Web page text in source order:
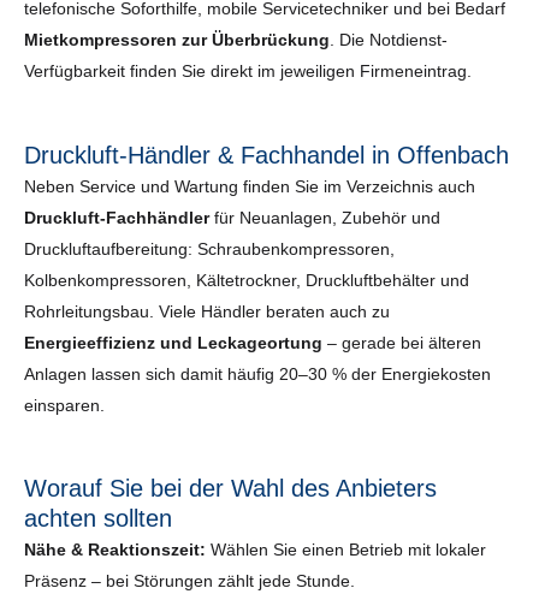
telefonische Soforthilfe, mobile Servicetechniker und bei Bedarf
Mietkompressoren zur Überbrückung. Die Notdienst-
Verfügbarkeit finden Sie direkt im jeweiligen Firmeneintrag.
Druckluft-Händler & Fachhandel in Offenbach
Neben Service und Wartung finden Sie im Verzeichnis auch
Druckluft-Fachhändlerfür Neuanlagen, Zubehör und
Druckluftaufbereitung: Schraubenkompressoren,
Kolbenkompressoren, Kältetrockner, Druckluftbehälter und
Rohrleitungsbau. Viele Händler beraten auch zu
Energieeffizienz und Leckageortung – gerade bei älteren
Anlagen lassen sich damit häufig 20–30 % der Energiekosten
einsparen.
Worauf Sie bei der Wahl des Anbieters
achten sollten
Nähe & Reaktionszeit: Wählen Sie einen Betrieb mit lokaler
Präsenz – bei Störungen zählt jede Stunde.